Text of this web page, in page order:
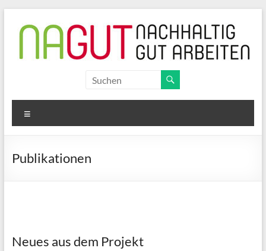
Inhalt
springen
nachhaltig
gut
Publikationen
Neues aus dem Projekt